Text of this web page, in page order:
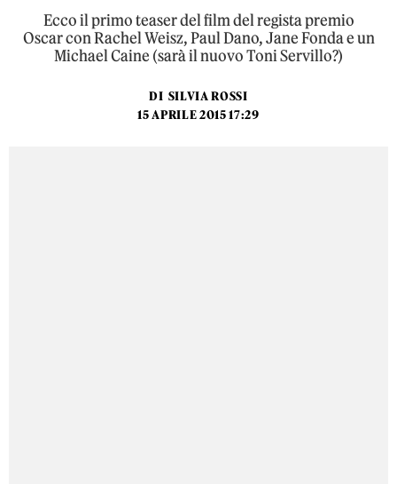
Ecco il primo teaser del film del regista premio
Oscar con Rachel Weisz, Paul Dano, Jane Fonda e un
Michael Caine (sarà il nuovo Toni Servillo?)
DI SILVIA ROSSI
15 APRILE 2015 17:29